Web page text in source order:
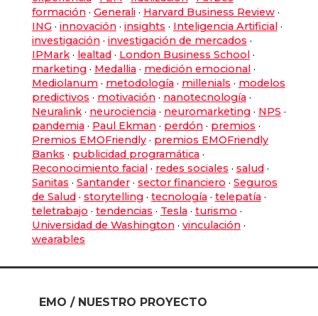
formación· Generali· Harvard Business Review·
ING· innovación· insights · Inteligencia Artificial ·
investigación· investigación de mercados ·
IPMark· lealtad · London Business School ·
marketing· Medallia· medición emocional ·
Mediolanum· metodología· millenials · modelos
predictivos · motivación· nanotecnología·
Neuralink· neurociencia· neuromarketing· NPS ·
pandemia· Paul Ekman· perdón· premios ·
Premios EMOFriendly· premios EMOFriendly
Banks · publicidad programática·
Reconocimiento facial · redes sociales · salud ·
Sanitas · Santander· sector financiero · Seguros
de Salud · storytelling· tecnología· telepatía·
teletrabajo · tendencias · Tesla· turismo ·
Universidad de Washington· vinculación·
wearables
EMO / NUESTRO PROYECTO